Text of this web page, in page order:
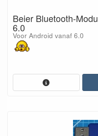
Beier Bluetooth-
6.0
Voor Android vanaf 6.0